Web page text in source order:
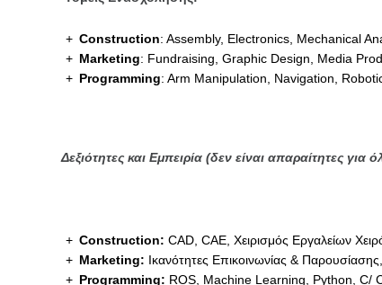
Construction: Assembly, Electronics, Mechanical
Marketing: Fundraising, Graphic Design, Media
Programming: Arm Manipulation, Navigation,
Δεξιότητες και Εμπειρία (δεν είναι απαραίτητες για
Construction: CAD, CAE, Χειρισμός Εργαλείων
Marketing: Ικανότητες Επικοινωνίας &
Programming: ROS, Machine Learning, Python, C/